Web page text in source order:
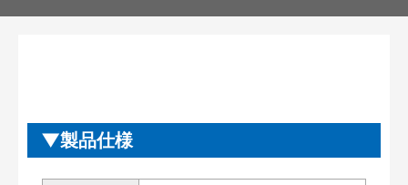
製品仕様